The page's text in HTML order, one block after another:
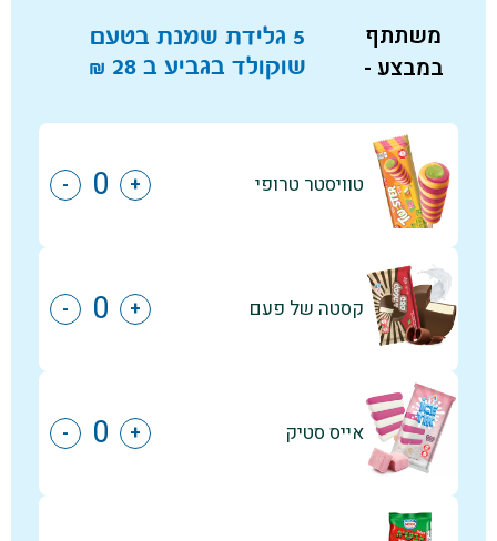
משתתף
במבצע -
5 גלידת שמנת בטעם
שוקולד בגביע ב
₪ 28
טוויסטר טרופי +
-
קסטה של פעם +
-
אייס סטיק +
-